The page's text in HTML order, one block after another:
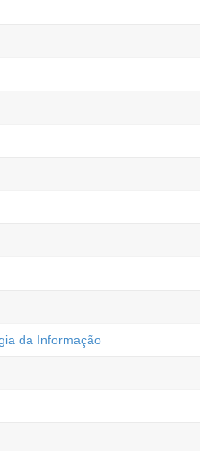
da Informação